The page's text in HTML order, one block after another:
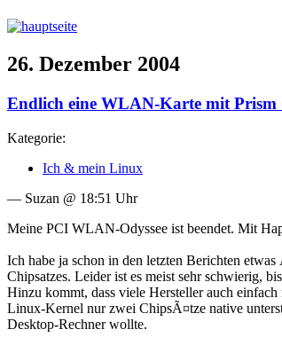
26. Dezember 2004
Endlich eine WLAN-Karte mit Prism
Kategorie:
Ich & mein Linux
— Suzan @ 18:51 Uhr
Meine PCI WLAN-Odyssee ist beendet. Mit
Ich habe ja schon in den letzten Berichten
Chipsatzes. Leider ist es meist sehr schwierig,
Hinzu kommt, dass viele Hersteller auch
Linux-Kernel nur zwei ChipsÃ¤tze native
Desktop-Rechner wollte.